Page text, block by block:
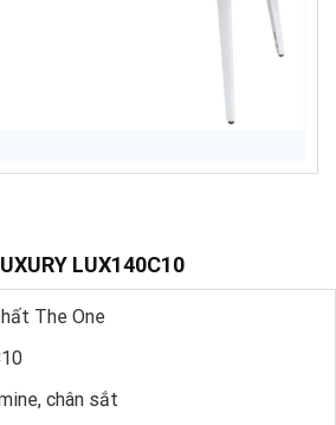
LUX140C10
The One
chân sắt